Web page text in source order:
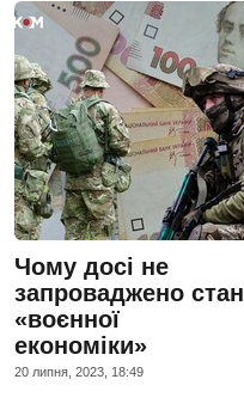
Чому досі не
запроваджено стан
«воєнної
економіки»
20 липня, 2023, 18:49